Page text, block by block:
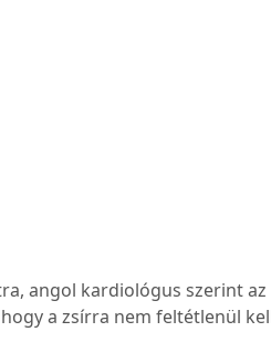
angol kardiológus szerint
a zsírra nem feltétlenül